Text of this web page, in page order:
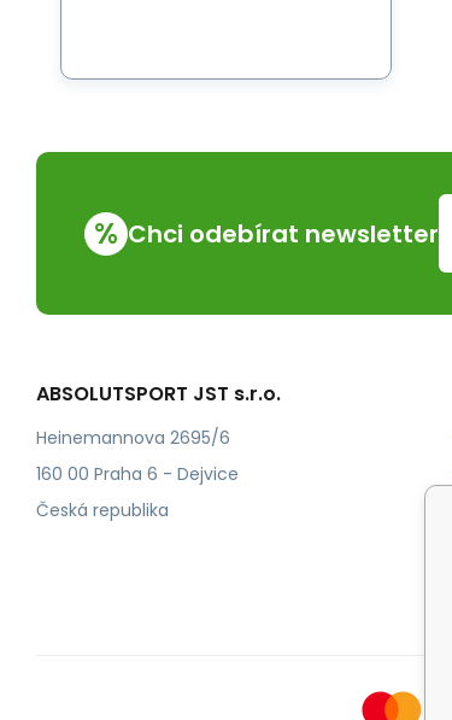
% Chci odebírat newsletter
ABSOLUTSPORT JST s.r.o.
Heinemannova 2695/6
160 00 Praha 6 - Dejvice
Česká republika